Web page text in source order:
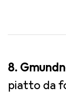
8.
piatto da